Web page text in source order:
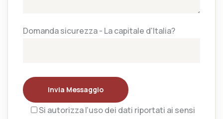
Domanda sicurezza - La capitale d'Italia?
Invia Messaggio
Si autorizza l’uso dei dati riportati ai sensi